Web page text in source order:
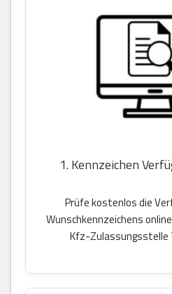
1. Kennzeichen
Prüfe kostenlos die
Wunschkennzeichens
Kfz-Zulassungsstelle